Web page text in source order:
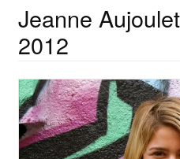
Jeanne
2012